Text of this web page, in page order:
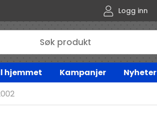
Logg inn
hjemmet Kampanjer Nyheter